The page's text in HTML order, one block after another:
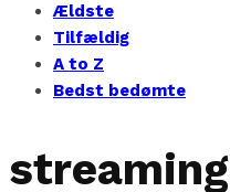
Ældste
Tilfældig
A to Z
Bedst bedømte
streaming